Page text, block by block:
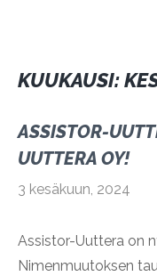
KUUKAUSI:
ASSISTOR-
UUTTERA OY!
3 kesäkuun, 2024
Assistor-Uuttera on
Nimenmuutoksen